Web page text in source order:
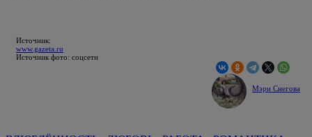
Источник:
www.gazeta.ru
Источник фото: соцсети
Мэри Снегова